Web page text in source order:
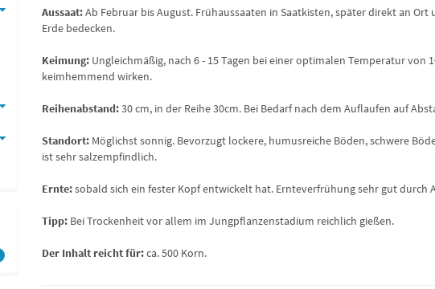
Aussaat:Ab Februar bis August. Frühaussaaten in Saatkisten, später direkt an
Erde bedecken.
Keimung: Ungleichmäßig, nach 6 - 15 Tagen bei einer optimalen Temperatur von
keimhemmend wirken.
Reihenabstand:30 cm, in der Reihe 30cm. Bei Bedarf nach dem Auflaufen auf
Standort: Möglichst sonnig. Bevorzugt lockere, humusreiche Böden, schwere
ist sehr salzempfindlich.
Ernte:sobald sich ein fester Kopf entwickelt hat. Ernteverfrühung sehr gut durch
Tipp: Bei Trockenheit vor allem im Jungpflanzenstadium reichlich gießen.
Der Inhalt reicht für:ca. 500 Korn.